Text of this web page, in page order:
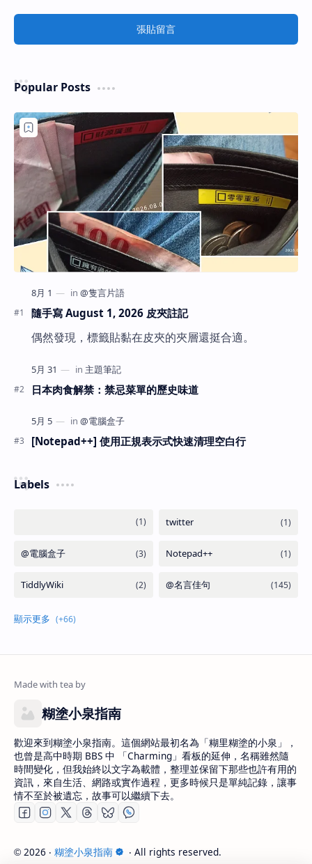
張貼留言
Popular Posts
隨手寫 August 1, 2026 皮夾註記
偶然發現，標籤貼黏在皮夾的夾層還挺合適。
日本肉食解禁：禁忌菜單的歷史味道
[Notepad++] 使用正規表示式快速清理空白行
Labels
糊塗小泉指南
歡迎來到糊塗小泉指南。這個網站最初名為「糊里糊塗的小泉」，
也曾是高中時期 BBS 中 「Charming」看板的延伸，名稱雖然隨
時間變化，但我始終以文字為載體，整理並保留下那些也許有用的
資訊，來自生活、網路或實作過程，更多時候只是單純記錄，讓事
情不至於被遺忘，故事可以繼續下去。
© 2026 ‧ 糊塗小泉指南 ‧ All rights reserved.